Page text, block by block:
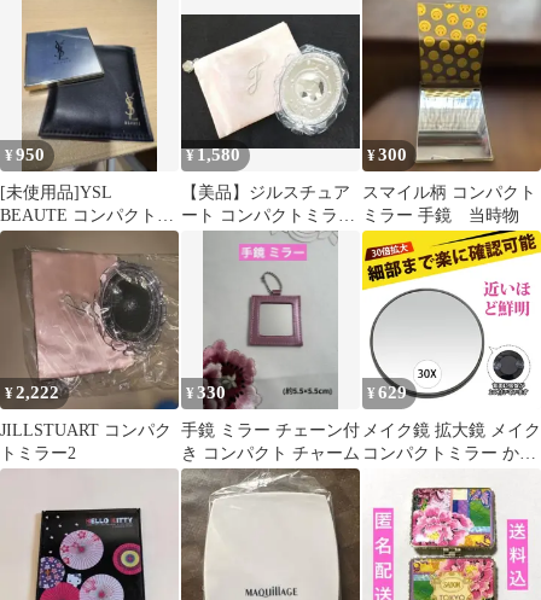
¥950
[未使用品]YSL
BEAUTE コンパクトミ
ラー /ケース付き/保護
シール付き
¥1,580
【美品】ジルスチュア
ート コンパクトミラー
ポーチ付き 手鏡 鏡 ノ
ベルティ Ⅱ
¥300
スマイル柄 コンパクト
ミラー 手鏡 当時物
¥2,222
JILLSTUART コンパク
トミラー2
¥330
手鏡 ミラー チェーン付
き コンパクト チャーム
¥ 629
メイク鏡 拡大鏡 メイク
コンパクトミラー かわ
鏡 化粧鏡 吸盤付き ブ
ラックヘッド除去 面皰
圧出 メイクアップミラ
ー 収納便利 軽量 防曇
クリアミラー 洗面所 浴